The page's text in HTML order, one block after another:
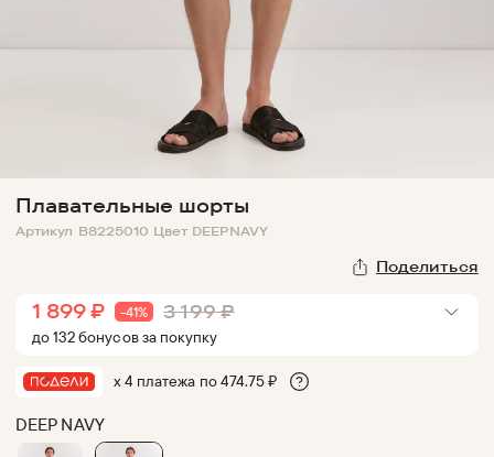
Плавательные шорты
Артикул B8225010 Цвет DEEPNAVY
Поделиться
1 899 ₽ -41% 3 199 ₽
до132бонусовза покупку
х 4 платежа по474.75₽
DEEP NAVY